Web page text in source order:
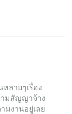
ลายๆเรื่อง
ามสัญญาจ้าง
มงานอยู่เลย